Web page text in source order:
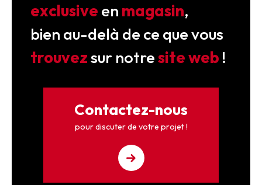
exclusive en magasin,
bien au-delà de ce que vous
trouvezsur notresite web !
Contactez-nous
pour discuter de votre projet !